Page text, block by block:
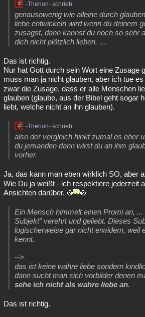
-Therion- schrieb:
genausowenig wie alleine durch
liebe entwickeln wird wenn du deinem
zusagst, dann kannst du noch so sehr
dich nicht plötzlich lieben. ....
Das ist richtig.
Nur hat Gott durch sein Wort eine Zusage
muss man ja nicht glauben, aber ich tue
zwar die Zusage, dass er alle Menschen
glauben (glaube, aus der Bibel geht sogar
liebt, welche nicht an ihn glauben).
-Therion- schrieb:
also der vergleich hinkt zumal es eher
du jemanden dann wirst du an ihm
vorher.
Ja, das kann man eben wirklich SO, aber
Wie Du ja weißt - ich respektiere jederzeit
Ansichten darüber.
Ein Mensch himmelt einen Promi an,
Subjekt" verehrt und geliebt. Dieses
logischerweise gar nicht erwidern, weil
kennt.
-->
das ist keine wahre liebe sondern
dann sucht man sich vorbilder denen
sehe ich nicht als wahre liebe an.
Das ist richtig.